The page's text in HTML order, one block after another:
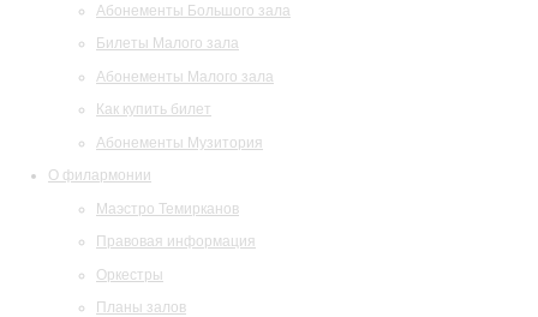
Абонементы Большого зала
Билеты Малого зала
Абонементы Малого зала
Как купить билет
Абонементы Музитория
О филармонии
Маэстро Темирканов
Правовая информация
Оркестры
Планы залов